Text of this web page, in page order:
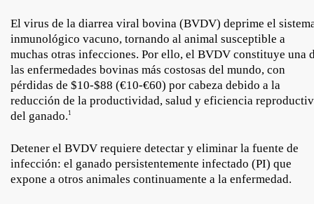
El virus de la diarrea viral bovina (BVDV) deprime el
inmunológico vacuno, tornando al animal susceptible a
muchas otras infecciones. Por ello, el BVDV constituye una
las enfermedades bovinas más costosas del mundo, con
pérdidas de $10-$88 (€10-€60) por cabeza debido a la
reducción de la productividad, salud y eficiencia
del ganado. 1
Detener el BVDV requiere detectar y eliminar la fuente de
infección: el ganado persistentemente infectado (PI) que
expone a otros animales continuamente a la enfermedad.